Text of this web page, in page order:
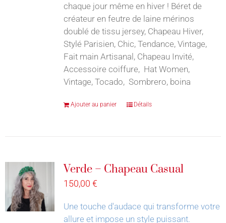
chaque jour même en hiver ! Béret de
créateur en feutre de laine mérinos
doublé de tissu jersey, Chapeau Hiver,
Stylé Parisien, Chic, Tendance, Vintage,
Fait main Artisanal, Chapeau Invité,
Accessoire coiffure, Hat Women,
Vintage, Tocado, Sombrero, boina
Ajouter au panier Détails
Verde – Chapeau Casual
150,00 €
Une touche d'audace qui transforme votre
allure et impose un style puissant.